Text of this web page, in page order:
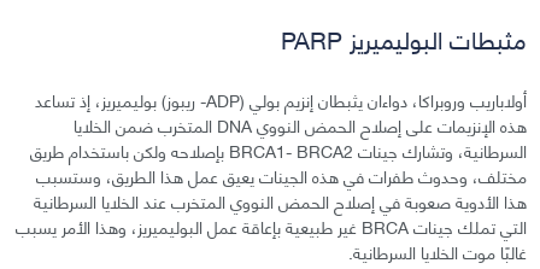
مثبطات البوليميريز PARP
أولاباريب وروبراكا، دواءان يثبطان إنزيم بولي (ADP- ريبوز) بوليميريز، إذ تساعد
هذه الإنزيمات على إصلاح الحمض النووي DNA المتخرب ضمن الخلايا
السرطانية، وتشارك جينات BRCA1- BRCA2 بإصلاحه ولكن باستخدام طريق
مختلف، وحدوث طفرات في هذه الجينات يعيق عمل هذا الطريق، وستسبب
هذا الأدوية صعوبة في إصلاح الحمض النووي المتخرب عند الخلايا السرطانية
التي تملك جينات BRCA غير طبيعية بإعاقة عمل البوليميريز، وهذا الأمر يسبب
غالبًا موت الخلايا السرطانية.